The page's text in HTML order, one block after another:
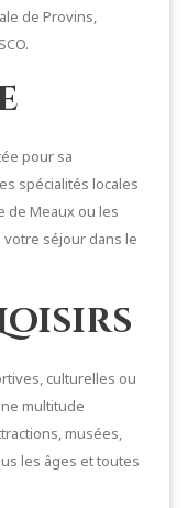
de Provins,
pour sa
spécialités locales
de Meaux ou les
séjour dans le
culturelles ou
multitude
musées,
les âges et toutes